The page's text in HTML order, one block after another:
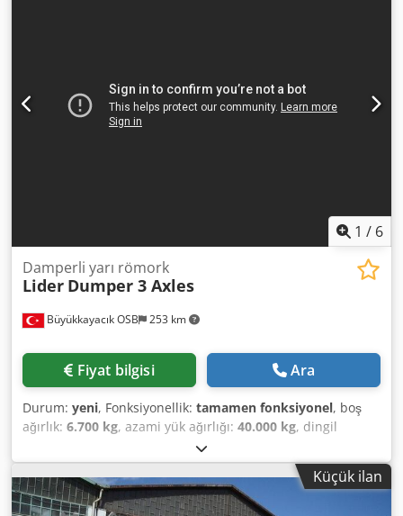
Upspfx Amgsrf
1 / 6
Büyükkayacık OSB 253 km
Damperli yarı römork
Lider Dumper 3 Axles
Fiyat bilgisi Ara
Durum: yeni, Fonksiyonellik: tamamen fonksiyonel, boş
ağırlık: 6.700 kg, azami yük ağırlığı: 40.000 kg, dingil
, yükleme alanı hacmi:
süspansiyon:hava, lastik boyutu:385 /65 R22,5, renk:gri,
Üretim yılı:2026, Donanım:ABS, DUMPER SEMI-TRAILER
Lider Trailer for Heavy-Duty Trailers High Quality and
Küçük ilan